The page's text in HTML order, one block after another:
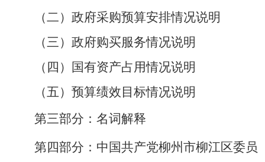
（二） 政府采购预算安排情况说明
（三）政府购买服务情况说明
（四）
国有资产占用情况说明
（五）预算绩效目标情况说明
第三部分：名词解释
第四部分： 中国共产党柳州市柳江区委员